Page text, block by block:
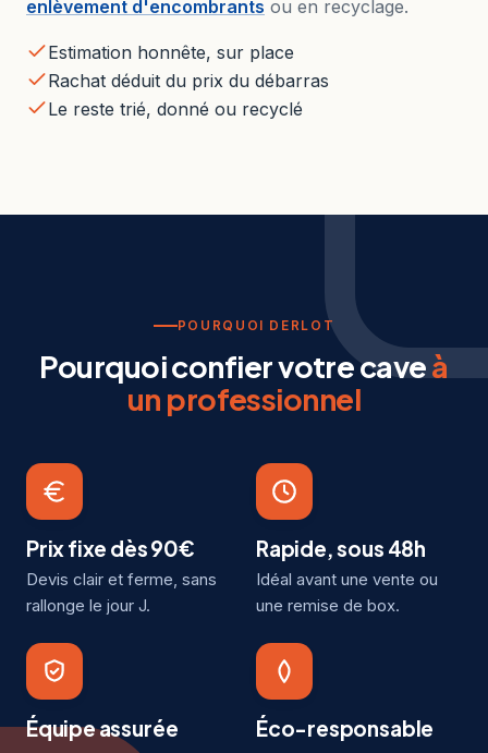
enlèvement d'encombrants ou en recyclage.
Estimation honnête, sur place
Rachat déduit du prix du débarras
Le reste trié, donné ou recyclé
POURQUOI DERLOT
Pourquoi confier votre caveà
un professionnel
Prix fixe dès 90€
Devis clair et ferme, sans
rallonge le jour J.
Rapide, sous 48h
Idéal avant une vente ou
une remise de box.
Équipe assurée Éco-responsable